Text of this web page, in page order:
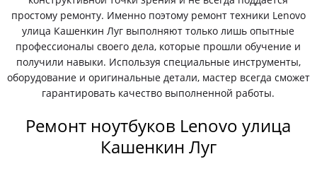
простому ремонту. Именно поэтому ремонт техники Lenovo
улица Кашенкин Луг выполняют только лишь опытные
профессионалы своего дела, которые прошли обучение и
получили навыки. Используя специальные инструменты,
оборудование и оригинальные детали, мастер всегда сможет
гарантировать качество выполненной работы.
Ремонт ноутбуков Lenovo улица
Кашенкин Луг